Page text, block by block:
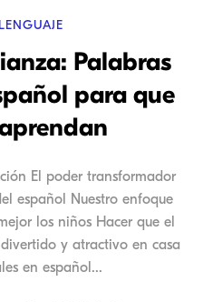
Palabras
para que
El poder transformador
español Nuestro enfoque
los niños Hacer que el
y atractivo en casa
en español...